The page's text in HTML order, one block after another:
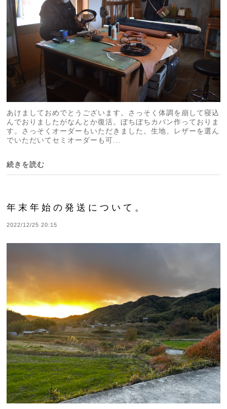
あけましておめでとうございます。さっそく体調を崩して寝込
んでおりましたがなんとか復活。ぼちぼちカバン作っておりま
す。さっそくオーダーもいただきました。生地、レザーを選ん
でいただいてセミオーダーも可...
続きを読む
年末年始の発送について。
2022/12/25 20:15